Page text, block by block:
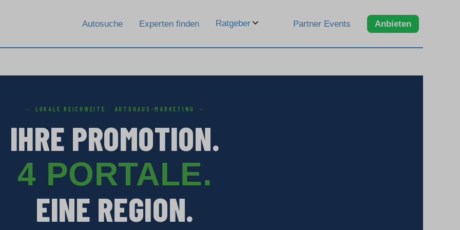
Autosuche Experten finden Ratgeber Partner Events Anbieten
LOKALE REICHWEITE · AUTOHAUS-MARKETING
IHRE PROMOTION.
4 PORTALE.
EINE REGION.